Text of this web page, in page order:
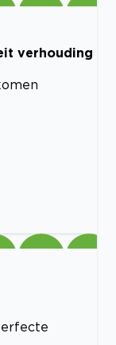
verhouding